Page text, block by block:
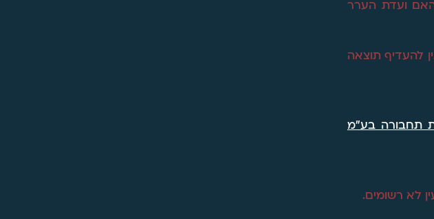
ועדת הערר
להעדיף תוצאה
תחבורה בע"מ
לא רשומים.